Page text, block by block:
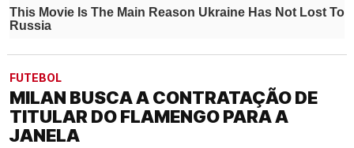
FUTEBOL
MILAN BUSCA A CONTRATAÇÃO DE
TITULAR DO FLAMENGO PARA A
JANELA